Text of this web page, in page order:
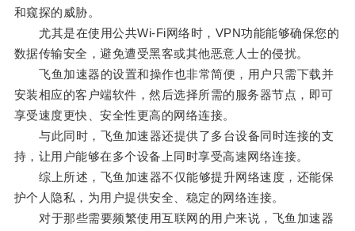
和窥探的威胁。
尤其是在使用公共Wi-Fi网络时，VPN功能能够确保您的
数据传输安全，避免遭受黑客或其他恶意人士的侵扰。
飞鱼加速器的设置和操作也非常简便，用户只需下载并
安装相应的客户端软件，然后选择所需的服务器节点，即可
享受速度更快、安全性更高的网络连接。
与此同时，飞鱼加速器还提供了多台设备同时连接的支
持，让用户能够在多个设备上同时享受高速网络连接。
综上所述，飞鱼加速器不仅能够提升网络速度，还能保
护个人隐私，为用户提供安全、稳定的网络连接。
对于那些需要频繁使用互联网的用户来说，飞鱼加速器